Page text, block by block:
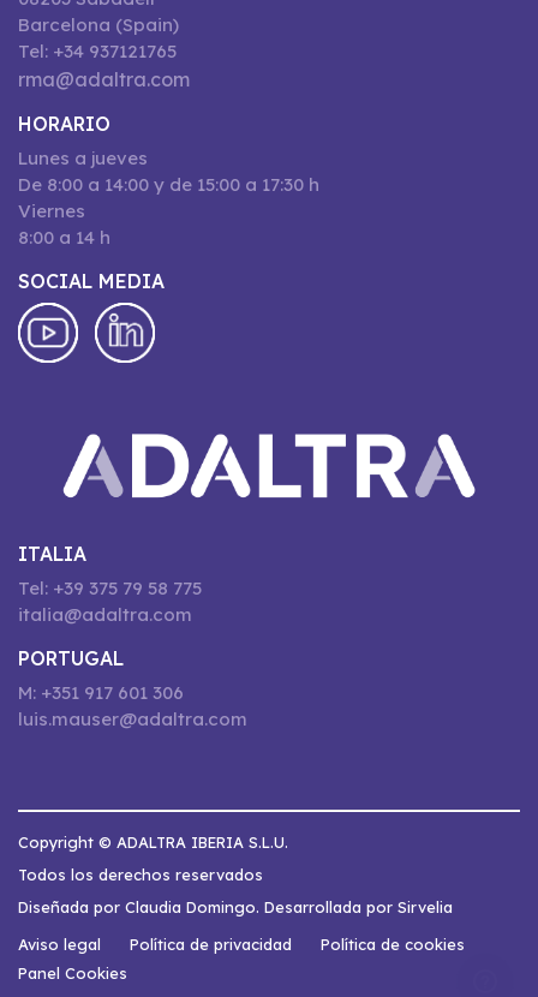
Barcelona (Spain)
Tel: +34 937121765
rma@adaltra.com
HORARIO
Lunes a jueves
De 8:00 a 14:00 y de 15:00 a 17:30 h
Viernes
8:00 a 14 h
SOCIAL MEDIA
ITALIA
Tel: +39 375 79 58 775
italia@adaltra.com
PORTUGAL
M: +351 917 601 306
luis.mauser@adaltra.com
Copyright © ADALTRA IBERIA S.L.U.
Todos los derechos reservados
Diseñada por Claudia Domingo. Desarrollada por Sirvelia
Aviso legal
Política de privacidad
Política de cookies
Panel Cookies